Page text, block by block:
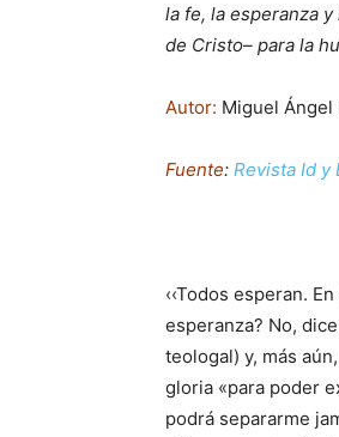
la fe, la esperanza
de Cristo– para la
Autor: Miguel Ángel
Fuente: Revista Id y
‹‹Todos esperan.
esperanza? No,
teologal) y, más aún,
gloria «para poder
podrá separarme